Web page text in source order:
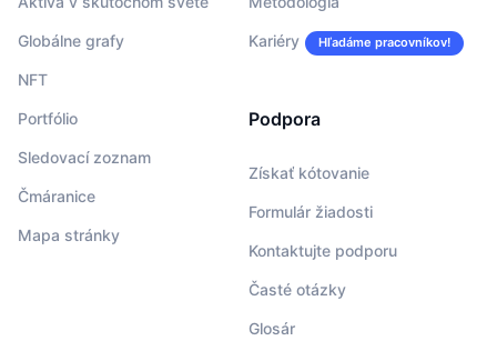
Globálne grafy
NFT
Portfólio
Sledovací zoznam
Čmáranice
Mapa stránky
Kariéry Hľadáme pracovníkov!
Podpora
Získať kótovanie
Formulár žiadosti
Kontaktujte podporu
Časté otázky
Glosár